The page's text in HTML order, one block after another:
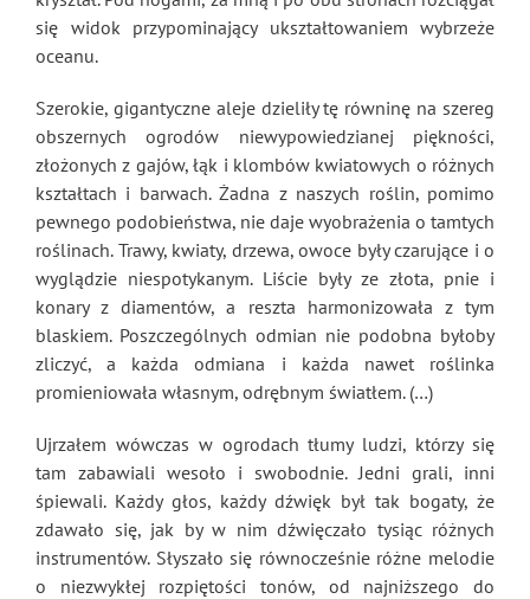
się widok przypominający ukształtowaniem wybrzeże
oceanu.
Szerokie, gigantyczne aleje dzieliły tę równinę na szereg
obszernych ogrodów niewypowiedzianej piękności,
złożonych z gajów, łąk i klombów kwiatowych o różnych
kształtach i barwach. Żadna z naszych roślin, pomimo
pewnego podobieństwa, nie daje wyobrażenia o tamtych
roślinach. Trawy, kwiaty, drzewa, owoce były czarujące i o
wyglądzie niespotykanym. Liście były ze złota, pnie i
konary z diamentów, a reszta harmonizowała z tym
blaskiem. Poszczególnych odmian nie podobna byłoby
zliczyć, a każda odmiana i każda nawet roślinka
promieniowała własnym, odrębnym światłem. (…)
Ujrzałem wówczas w ogrodach tłumy ludzi, którzy się
tam zabawiali wesoło i swobodnie. Jedni grali, inni
śpiewali. Każdy głos, każdy dźwięk był tak bogaty, że
zdawało się, jak by w nim dźwięczało tysiąc różnych
instrumentów. Słyszało się równocześnie różne melodie
o niezwykłej rozpiętości tonów, od najniższego do